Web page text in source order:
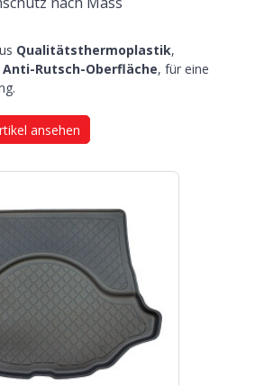
Qualitätsthermoplastik,
Rutsch-Oberfläche, für eine
ansehen